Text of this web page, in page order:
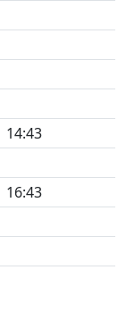
14:43
16:43